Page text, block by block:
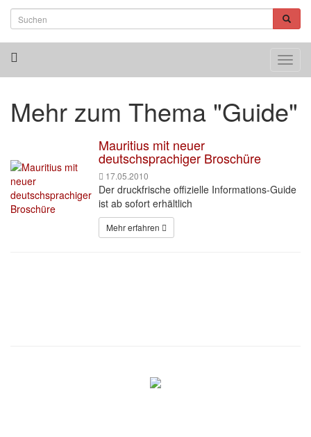
Mehr zum Thema "Guide"
Mauritius mit neuer
deutschsprachiger Broschüre
17.05.2010
Der druckfrische offizielle Informations-Guide
ist ab sofort erhältlich
Mehr erfahren